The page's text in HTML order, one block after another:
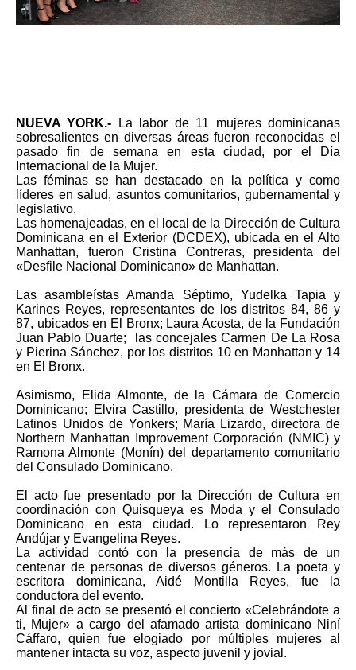
NUEVA YORK.- La labor de 11 mujeres dominicanas
sobresalientes en diversas áreas fueron reconocidas el
pasado fin de semana en esta ciudad, por el Día
Internacional de la Mujer.
Las féminas se han destacado en la política y como
líderes en salud, asuntos comunitarios, gubernamental y
legislativo.
Las homenajeadas, en el local de la Dirección de Cultura
Dominicana en el Exterior (DCDEX), ubicada en el Alto
Manhattan, fueron Cristina Contreras, presidenta del
«Desfile Nacional Dominicano» de Manhattan.
Las asambleístas Amanda Séptimo, Yudelka Tapia y
Karines Reyes, representantes de los distritos 84, 86 y
87, ubicados en El Bronx; Laura Acosta, de la Fundación
Juan Pablo Duarte; las concejales Carmen De La Rosa
y Pierina Sánchez, por los distritos 10 en Manhattan y 14
en El Bronx.
Asimismo, Elida Almonte, de la Cámara de Comercio
Dominicano; Elvira Castillo, presidenta de Westchester
Latinos Unidos de Yonkers; María Lizardo, directora de
Northern Manhattan Improvement Corporación (NMIC) y
Ramona Almonte (Monín) del departamento comunitario
del Consulado Dominicano.
El acto fue presentado por la Dirección de Cultura en
coordinación con Quisqueya es Moda y el Consulado
Dominicano en esta ciudad. Lo representaron Rey
Andújar y Evangelina Reyes.
La actividad contó con la presencia de más de un
centenar de personas de diversos géneros. La poeta y
escritora dominicana, Aidé Montilla Reyes, fue la
conductora del evento.
Al final de acto se presentó el concierto «Celebrándote a
ti, Mujer» a cargo del afamado artista dominicano Niní
Cáffaro, quien fue elogiado por múltiples mujeres al
mantener intacta su voz, aspecto juvenil y jovial.